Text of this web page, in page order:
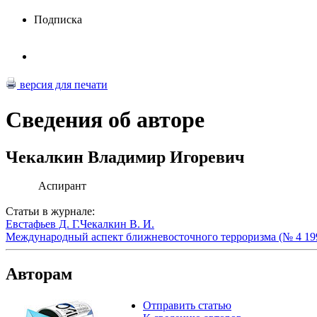
Подписка
версия для печати
Сведения об авторе
Чекалкин Владимир Игоревич
Аспирант
Статьи в журнале:
Евстафьев Д. Г.Чекалкин В. И.
Международный аспект ближневосточного терроризма (№ 4
Авторам
Отправить статью